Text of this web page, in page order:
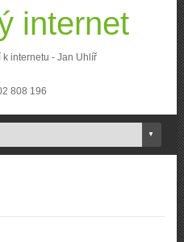
internet
internetu - Jan Uhlíř
808 196